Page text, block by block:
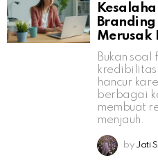
Merusak
Bukan
hancur
berbagai
membuat
menjauh.
by Jati